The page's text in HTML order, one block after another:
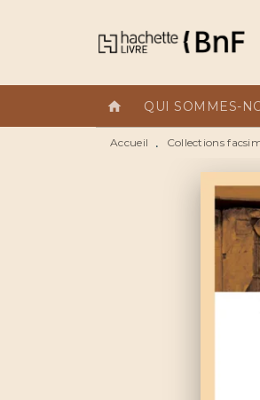
MENU
home QUI SOMMES-
Accueil • Collections